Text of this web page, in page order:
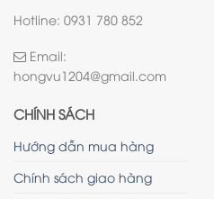
Hotline: 0931 780 852
Email:
hongvu1204@gmail.com
CHÍNH SÁCH
Hướng dẫn mua hàng
Chính sách giao hàng